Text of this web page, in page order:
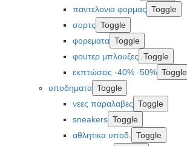
παντελονια φορμας Toggle
σορτς Toggle
φορεματα Toggle
φουτερ μπλουζες Toggle
εκπτώσεις -40% -50% Toggle
υποδηματα Toggle
νεες παραλαβες Toggle
sneakers Toggle
αθλητικα υποδ.
Toggle